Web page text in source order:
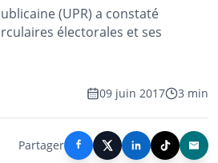
(UPR) a constaté
électorales et ses
09 juin 2017 3 min
Partager